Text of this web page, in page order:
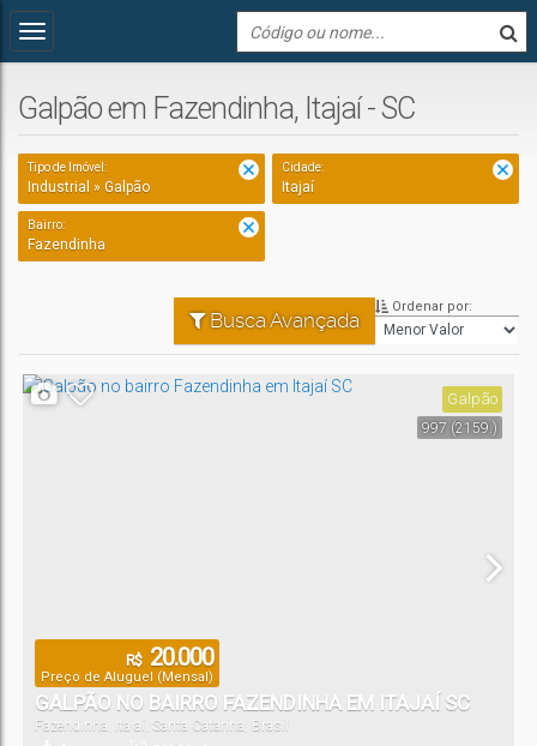
Galpão em Fazendinha, Itajaí - SC
Tipo de Imóvel:
Industrial » Galpão
Cidade:
Itajaí
Bairro:
Fazendinha
Busca Avançada
Ordenar por:
997 (2159.)
Galpão
R$ 20.000
Preço de Aluguel (Mensal)
GALPÃO NO BAIRRO FAZENDINHA EM ITAJAÍ SC
Fazendinha Itajaí Santa Catarina
Brasil